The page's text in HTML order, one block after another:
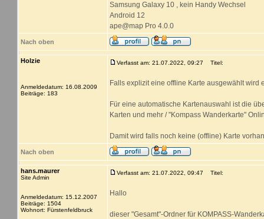
Samsung Galaxy 10 , kein Handy Wechsel
Android 12
ape@map Pro 4.0.0
Nach oben
Holzie
Anmeldedatum: 16.08.2009
Beiträge: 183
Verfasst am: 21.07.2022, 09:27 Titel:
Falls explizit eine offline Karte ausgewählt wird
Für eine automatische Kartenauswahl ist die
Karten und mehr / "Kompass Wanderkarte"
Damit wird falls noch keine (offline) Karte
Nach oben
hans.maurer
Site Admin
Anmeldedatum: 15.12.2007
Beiträge: 1504
Wohnort: Fürstenfeldbruck
Verfasst am: 21.07.2022, 09:47 Titel:
Hallo
dieser "Gesamt"-Ordner für KOMPASS-